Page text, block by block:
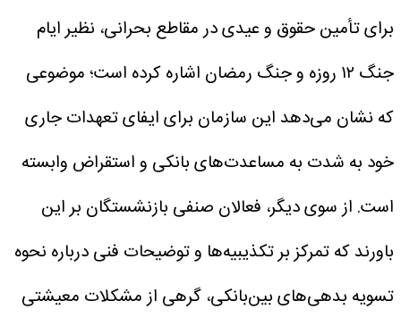
برای تأمین حقوق و عیدی در مقاطع بحرانی، نظیر ایام
جنگ ۱۲ روزه و جنگ رمضان اشاره کرده است؛ موضوعی
که نشان می‌دهد این سازمان برای ایفای تعهدات جاری
خود به شدت به مساعدت‌های بانکی و استقراض وابسته
است. از سوی دیگر، فعالان صنفی بازنشستگان بر این
باورند که تمرکز بر تکذیبیه‌ها و توضیحات فنی درباره نحوه
تسویه بدهی‌های بین‌بانکی، گرهی از مشکلات معیشتی